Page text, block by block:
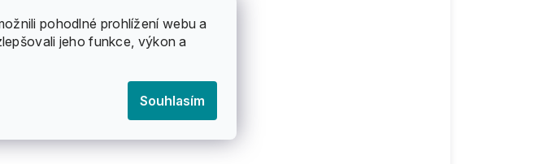
pohodlné prohlížení webu a
jeho funkce, výkon a
Souhlasím